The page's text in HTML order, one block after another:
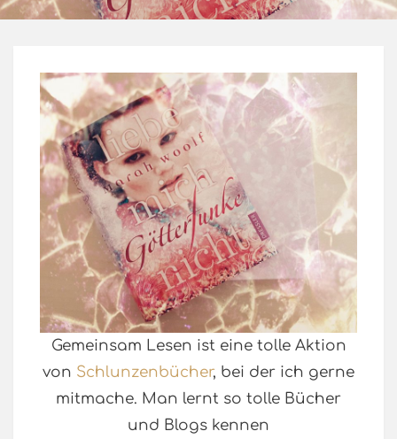
Gemeinsam Lesen ist eine tolle Aktion
von Schlunzenbücher, bei der ich gerne
mitmache. Man lernt so tolle Bücher
und Blogs kennen